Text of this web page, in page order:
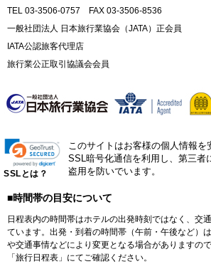
TEL 03-3506-0757 FAX 03-3506-8536
一般社団法人 日本旅行業協会（JATA）正会員
IATA公認旅客代理店
旅行業公正取引協議会会員
SSLとは？
このサイトはお客様の個人情報を
SSL暗号化通信を利用し、第三者
盗用を防いでいます。
■時間帯の目安について
日程表内の時間帯はホテルの出発時刻ではなく、交
ています。出発・到着の時間帯（午前・午後など）
や交通事情などにより変更となる場合がありますの
「旅行日程表」にてご確認ください。